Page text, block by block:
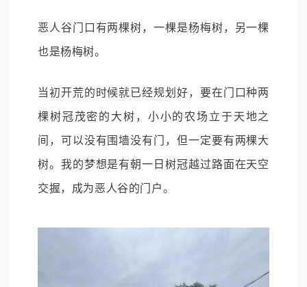
恶人谷门口有两棵树，一棵是杨梅树，另一棵
也是杨梅树。
当初开荒的时候就已经规划好，要在门口种两
棵树冠茂密的大树，小小的农场立于天地之
间，可以没有围墙没有门，但一定要有两棵大
树。我的梦想是有朝一日树冠越过路面在天空
交握，成为恶人谷的门户。